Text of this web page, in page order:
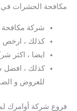
مكافحة الحشرات في
شركة مكافحة
كذلك ، ارخص
ايضا ، اكثر
كذلك ، افضل
للعروض و
فروع شركة أوامرك